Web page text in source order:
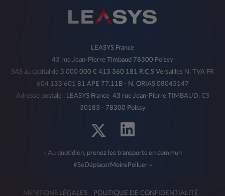
LEASYS France
43 rue Jean-Pierre Timbaud 78300 Poissy
SAS au capital de 3 000 000 € 413 360 181 R.C.S Versailles N. TVA FR
604 133 601 81 APE 77.11B - N. ORIAS 08045147
Adresse postale : LEASYS France 43 rue Jean-Pierre TIMBAUD, CS
30183 - 78300 Poissy
« Au quotidien, prenez les transports en commun
#SeDéplacerMoinsPolluer »
MENTIONS LÉGALES POLITIQUE DE CONFIDENTIALITÉ